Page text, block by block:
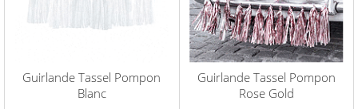
Guirlande Tassel Pompon
Blanc
Guirlande Tassel Pompon
Rose Gold